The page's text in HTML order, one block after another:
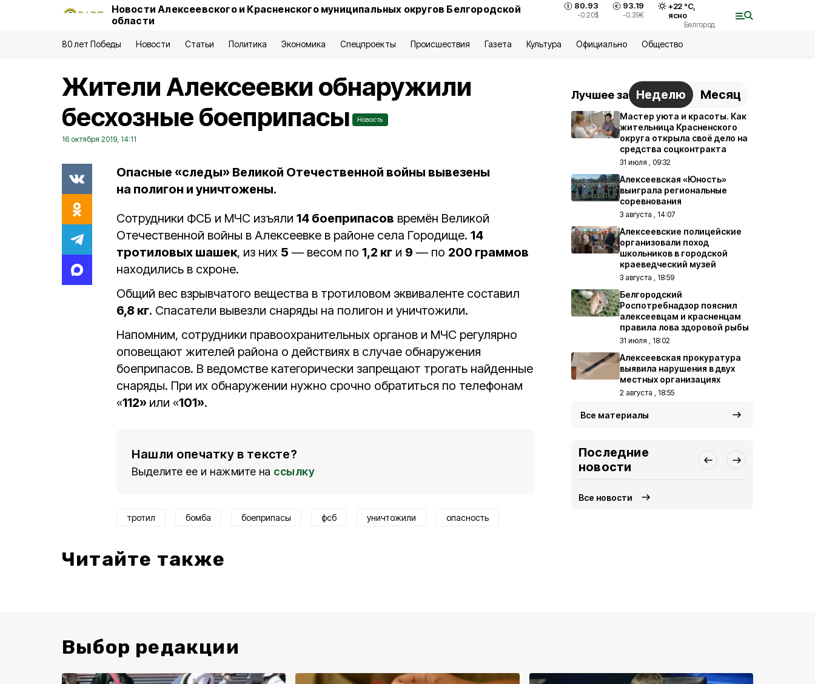
Новости Алексеевского и Красненского муниципальных округов Белгородской
области
80.93
-0.20$
93.19
-0.39€
+22 °С,
ясно
Белгород
80 лет Победы Новости Статьи Политика Экономика Спецпроекты Происшествия Газета Культура Официально Общество
Жители Алексеевки обнаружили
бесхозные боеприпасы
Новость
16 октября 2019, 14:11
Опасные «следы» Великой Отечественной войны вывезены
на полигон и уничтожены.
Сотрудники ФСБ и МЧС изъяли 14 боеприпасов времён Великой
Отечественной войны в Алексеевке в районе села Городище. 14
тротиловых шашек, из них 5 — весом по 1,2 кг и 9 — по 200 граммов
находились в схроне.
Общий вес взрывчатого вещества в тротиловом эквиваленте составил
6,8 кг. Спасатели вывезли снаряды на полигон и уничтожили.
Напомним, сотрудники правоохранительных органов и МЧС регулярно
оповещают жителей района о действиях в случае обнаружения
боеприпасов. В ведомстве категорически запрещают трогать найденные
снаряды. При их обнаружении нужно срочно обратиться по телефонам
«112» или «101».
Нашли опечатку в тексте?
Выделите ее и нажмите на ссылку
тротил бомба боеприпасы фсб уничтожили опасность
Читайте также
Лучшее за Неделю Месяц
Мастер уюта и красоты. Как
жительница Красненского
округа открыла своё дело на
средства соцконтракта
31 июля , 09:32
Алексеевская «Юность»
выиграла региональные
соревнования
3 августа , 14:07
Алексеевские полицейские
организовали поход
школьников в городской
краеведческий музей
3 августа , 18:59
Белгородский
Роспотребнадзор пояснил
алексеевцам и красненцам
правила лова здоровой рыбы
31 июля , 18:02
Алексеевская прокуратура
выявила нарушения в двух
местных организациях
2 августа , 18:55
Все материалы
Последние
новости
Все новости
Выбор редакции